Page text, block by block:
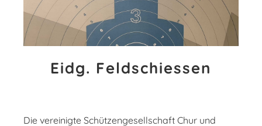
Eidg. Feldschiessen
Die vereinigte Schützengesellschaft Chur und